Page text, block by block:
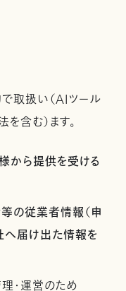
取扱い（AIツール
含む）ます。
から提供を受ける
の従業者情報（申
届け出た情報を
・運営のため